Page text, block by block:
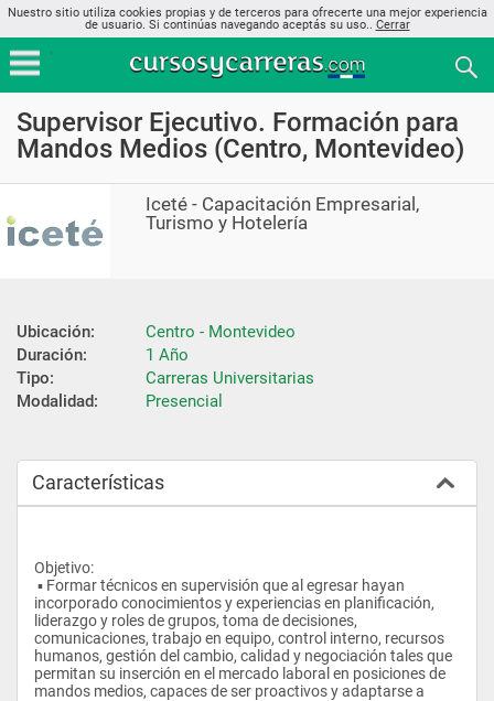
Nuestro sitio utiliza cookies propias y de terceros para ofrecerte una mejor experiencia
de usuario. Si continúas navegando aceptás su uso.. Cerrar
Supervisor Ejecutivo. Formación para
Mandos Medios (Centro, Montevideo)
Iceté - Capacitación Empresarial,
Turismo y Hotelería
Ubicación:
Centro - Montevideo
Duración:
1 Año
Tipo:
Carreras Universitarias
Modalidad:
Presencial
Características
Objetivo:
incorporado conocimientos y experiencias en planificación,
liderazgo y roles de grupos, toma de decisiones,
comunicaciones, trabajo en equipo, control interno, recursos
humanos, gestión del cambio, calidad y negociación tales que
permitan su inserción en el mercado laboral en posiciones de
mandos medios, capaces de ser proactivos y adaptarse a